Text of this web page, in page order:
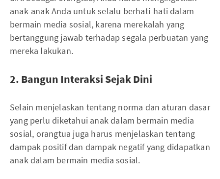
anak-anak Anda untuk selalu berhati-hati dalam
bermain media sosial, karena merekalah yang
bertanggung jawab terhadap segala perbuatan yang
mereka lakukan.
2. Bangun Interaksi Sejak Dini
Selain menjelaskan tentang norma dan aturan dasar
yang perlu diketahui anak dalam bermain media
sosial, orangtua juga harus menjelaskan tentang
dampak positif dan dampak negatif yang didapatkan
anak dalam bermain media sosial.